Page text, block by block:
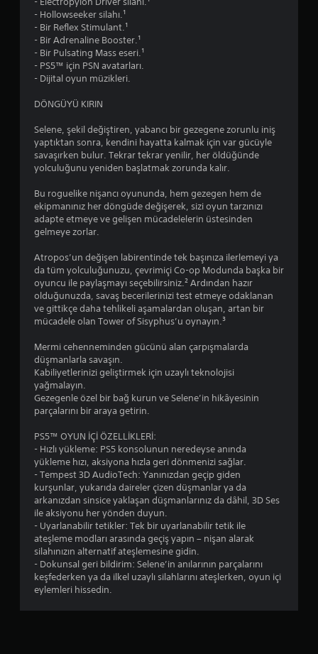
l
r
a
h
a
t
l
k
a
ğ
l
a
a
s
ı
i
i
n
e
k
r
a
ı
n
o
r
t
a
ı
n
d
a
b
i
r
n
o
k
t
a
i
d
i
k
e
y
h
a
r
e
k
e
t
i
n
i
t
e
r
s
e
v
i
r
e
b
l
i
r
s
i
n
i
z
.
D
ü
ğ
m
e
l
e
r
- Hollowseeker silahı.¹
- Bir Reflex Stimulant.¹
- Bir Adrenaline Booster.¹
- Bir Pulsating Mass eseri.¹
- PS5™ için PSN avatarları.
- Dijital oyun müzikleri.
DÖNGÜYÜ KIRIN
Selene, şekil değiştiren, yabancı bir gezegene zorunlu iniş
yaptıktan sonra, kendini hayatta kalmak için var gücüyle
savaşırken bulur. Tekrar tekrar yenilir, her öldüğünde
yolculuğunu yeniden başlatmak zorunda kalır.
Bu roguelike nişancı oyununda, hem gezegen hem de
ekipmanınız her döngüde değişerek, sizi oyun tarzınızı
adapte etmeye ve gelişen mücadelelerin üstesinden
gelmeye zorlar.
Atropos’un değişen labirentinde tek başınıza ilerlemeyi ya
da tüm yolculuğunuzu, çevrimiçi Co-op Modunda başka bir
oyuncu ile paylaşmayı seçebilirsiniz.² Ardından hazır
olduğunuzda, savaş becerilerinizi test etmeye odaklanan
ve gittikçe daha tehlikeli aşamalardan oluşan, artan bir
mücadele olan Tower of Sisyphus’u oynayın.³
Mermi cehenneminden gücünü alan çarpışmalarda
düşmanlarla savaşın.
Kabiliyetlerinizi geliştirmek için uzaylı teknolojisi
yağmalayın.
Gezegenle özel bir bağ kurun ve Selene’in hikâyesinin
parçalarını bir araya getirin.
PS5™ OYUN İÇİ ÖZELLİKLERİ:
- Hızlı yükleme: PS5 konsolunun neredeyse anında
yükleme hızı, aksiyona hızla geri dönmenizi sağlar.
- Tempest 3D AudioTech: Yanınızdan geçip giden
kurşunlar, yukarıda daireler çizen düşmanlar ya da
arkanızdan sinsice yaklaşan düşmanlarınız da dâhil, 3D Ses
ile aksiyonu her yönden duyun.
- Uyarlanabilir tetikler: Tek bir uyarlanabilir tetik ile
ateşleme modları arasında geçiş yapın – nişan alarak
silahınızın alternatif ateşlemesine gidin.
- Dokunsal geri bildirim: Selene’in anılarının parçalarını
keşfederken ya da ilkel uzaylı silahlarını ateşlerken, oyun içi
eylemleri hissedin.